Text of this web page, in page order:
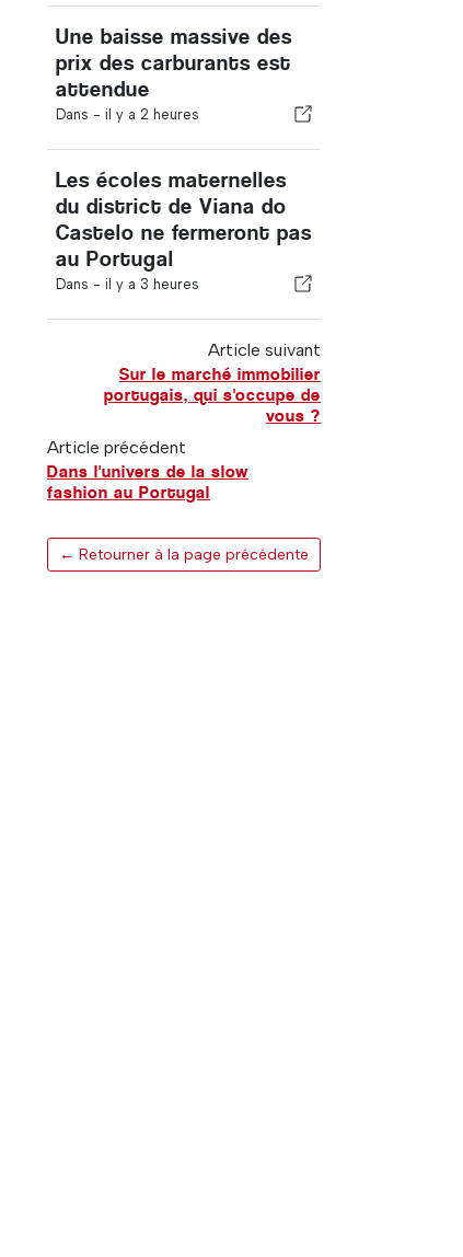
Une baisse massive des
prix des carburants est
attendue
Dans - il y a 2 heures
Les écoles maternelles
du district de Viana do
Castelo ne fermeront pas
au Portugal
Dans - il y a 3 heures
Article suivant
Sur le marché immobilier
portugais, qui s'occupe de
vous ?
Article précédent
Dans l'univers de la slow
fashion au Portugal
← Retourner à la page précédente